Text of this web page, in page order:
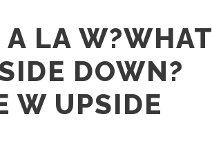
A LA W?WHAT
DOWN?
W UPSIDE